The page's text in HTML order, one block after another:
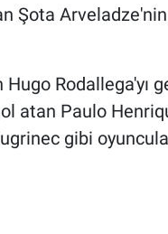
Şota Arveladze'nin
Rodallega'yı
atan Paulo
gibi